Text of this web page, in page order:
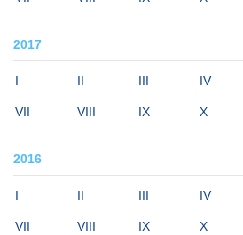
2017
I II III IV
VII VIII IX X
2016
I II III IV
VII VIII IX X